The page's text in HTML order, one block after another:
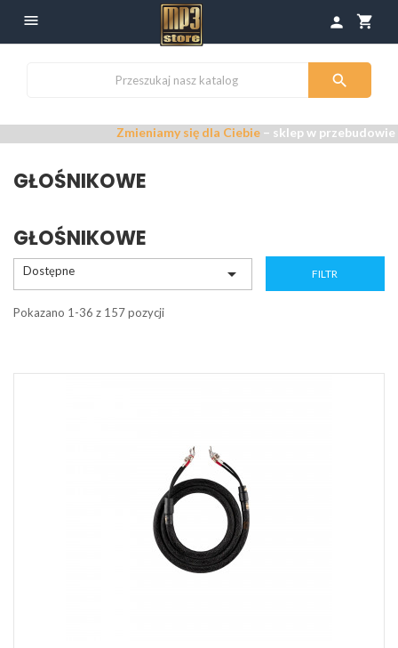
 shopping_cart
person

Zmieniamy się dla Ciebie– sklep w przebudowie –
GŁOŚNIKOWE
GŁOŚNIKOWE
Dostępne  FILTR
Pokazano 1-36 z 157 pozycji